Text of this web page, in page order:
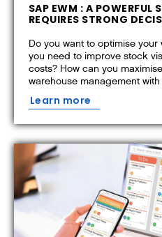
SAP EWM : A POWERFUL
REQUIRES STRONG
Do you want to optimise
you need to improve stock
costs? How can you
warehouse management with
Learn more